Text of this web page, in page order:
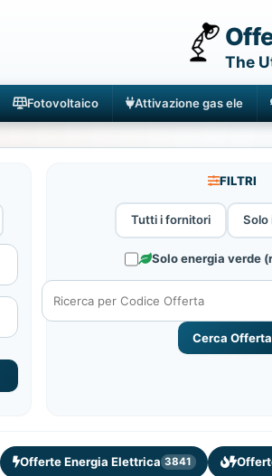
The
Fotovoltaico Attivazione gas ele
FILTRI
Tutti i fornitori Solo
Solo energia verde
Cerca Offerta
Offerte Energia Elettrica 3841